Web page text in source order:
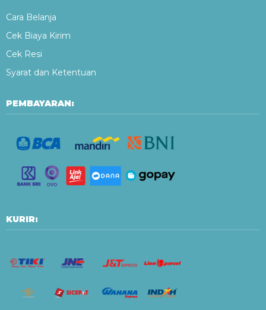
Cara Belanja
Cek Biaya Kirim
Cek Resi
Syarat dan Ketentuan
PEMBAYARAN:
KURIR: